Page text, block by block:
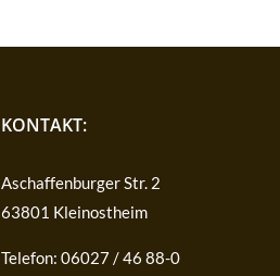
KONTAKT:
Aschaffenburger Str. 2
63801 Kleinostheim
Telefon: 06027 / 46 88-0